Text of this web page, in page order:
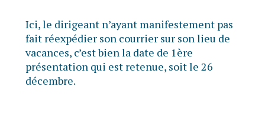
Ici, le dirigeant n’ayant manifestement pas
fait réexpédier son courrier sur son lieu de
vacances, c’est bien la date de 1ère
présentation qui est retenue, soit le 26
décembre.